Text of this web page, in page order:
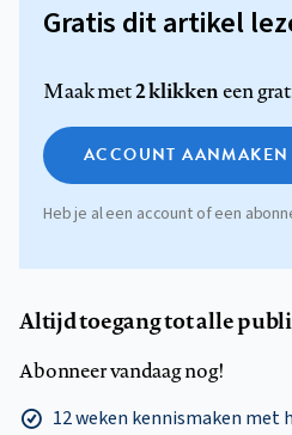
Gratis dit artikel
Maak met2 klikkeneen
ACCOUNT AANMAKEN
Heb je al een account of een
Altijd toegang tot alle
Abonneer vandaag nog!
12 weken kennismaken met